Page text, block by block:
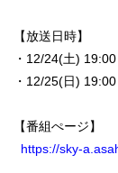
【放送日時】
・12/24(土)
・12/25(日)
【番組ぺージ】
https://sky-